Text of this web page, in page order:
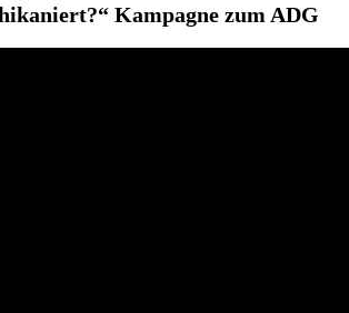
Kampagne zum ADG